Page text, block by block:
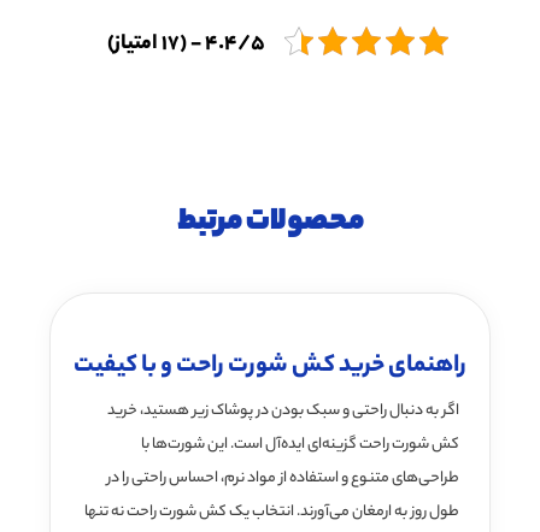
4.4/5 - (17 امتیاز)
محصولات مرتبط
راهنمای خرید کش شورت راحت و با کیفیت
اگر به دنبال راحتی و سبک بودن در پوشاک زیر هستید، خرید
کش شورت راحت گزینه‌ای ایده‌آل است. این شورت‌ها با
طراحی‌های متنوع و استفاده از مواد نرم، احساس راحتی را در
طول روز به ارمغان می‌آورند. انتخاب یک کش شورت راحت نه تنها